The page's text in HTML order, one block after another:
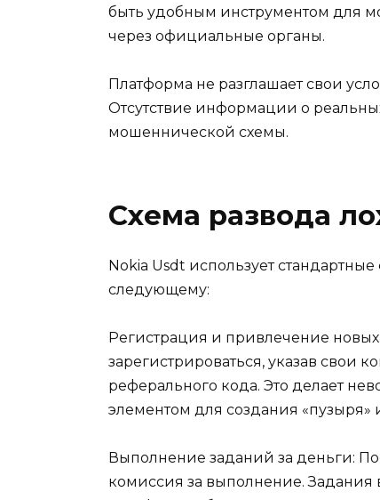
быть удобным инструментом для
через официальные органы.
Платформа не разглашает свои
Отсутствие информации о
мошеннической схемы.
Схема развода
Nokia Usdt использует
следующему:
Регистрация и привлечение новых
зарегистрироваться, указав свои
реферального кода. Это делает
элементом для создания «пузыря»
Выполнение заданий за деньги:
комиссия за выполнение. Задания